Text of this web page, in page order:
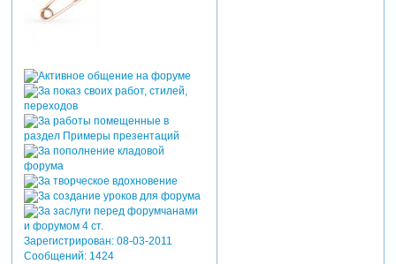
Зарегистрирован: 08-03-2011
Сообщений:1424